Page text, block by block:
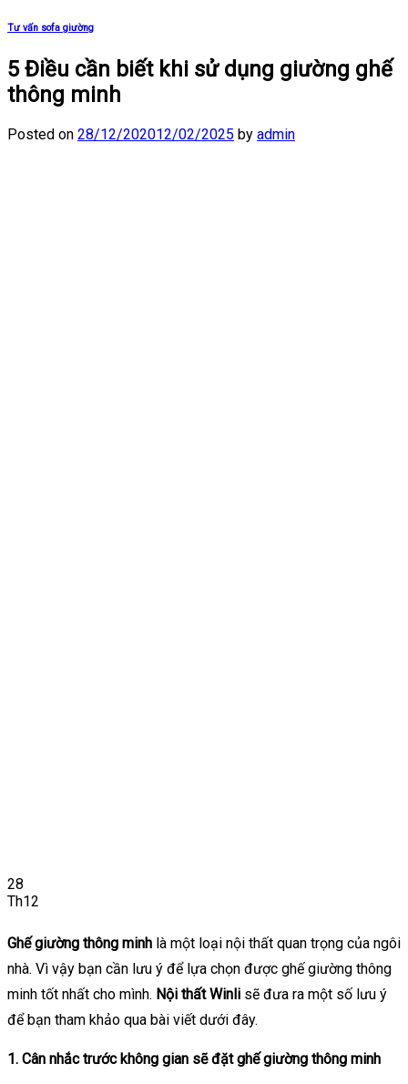
Tư vấn sofa giường
5 Điều cần biết khi sử dụng giường ghế
thông minh
Posted on 28/12/202012/02/2025 by admin
28
Th12
Ghế giường thông minh là một loại nội thất quan trọng của ngôi
nhà. Vì vậy bạn cần lưu ý để lựa chọn được ghế giường thông
minh tốt nhất cho mình. Nội thất Winli sẽ đưa ra một số lưu ý
để bạn tham khảo qua bài viết dưới đây.
1. Cân nhắc trước không gian sẽ đặt ghế giường thông minh